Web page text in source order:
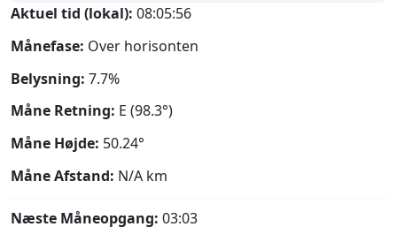
Aktuel tid (lokal): 08:05:57
Månefase: Over horisonten
Belysning: 7.7%
Måne Retning: E (98.3°)
Måne Højde: 50.24°
Måne Afstand: N/A km
Næste Måneopgang: 03:03